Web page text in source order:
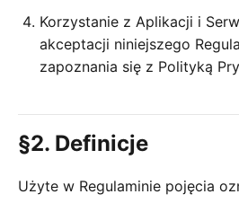
Korzystanie z Aplikacji i
akceptacji niniejszego
zapoznania się z Polityką
§2. Definicje
Użyte w Regulaminie pojęcia